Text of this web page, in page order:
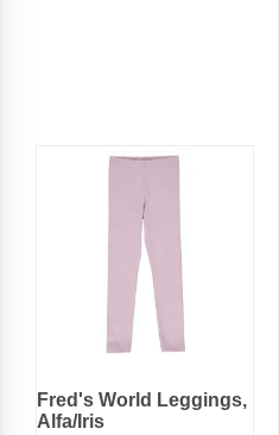
Fred's World Leggings,
Alfa/Iris